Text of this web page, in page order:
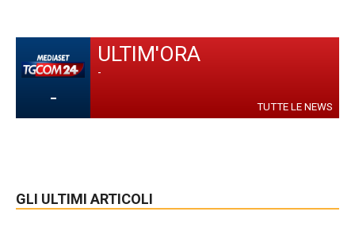
-
ULTIM'ORA
-
TUTTE LE NEWS
GLI ULTIMI ARTICOLI